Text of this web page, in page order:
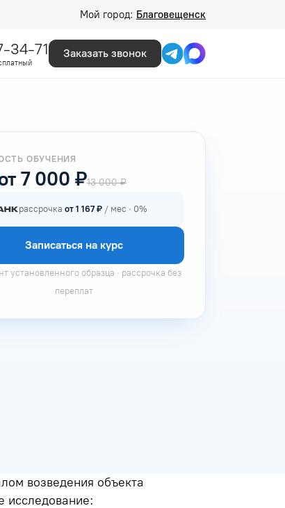
Мой город: Благовещенск
34-71 Заказать звонок
ОБУЧЕНИЯ
7 000 ₽13 000 ₽
рассрочка от 1 167 ₽ / мес · 0%
Записаться на курс
установленного образца · рассрочка без
переплат
возведения объекта
исследование: